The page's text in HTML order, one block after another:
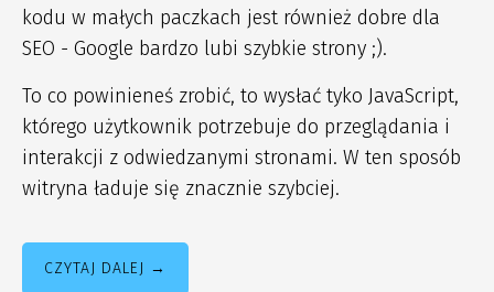
kodu w małych paczkach jest również dobre dla
SEO - Google bardzo lubi szybkie strony ;).
To co powinieneś zrobić, to wysłać tyko JavaScript,
którego użytkownik potrzebuje do przeglądania i
interakcji z odwiedzanymi stronami. W ten sposób
witryna ładuje się znacznie szybciej.
CZYTAJ DALEJ